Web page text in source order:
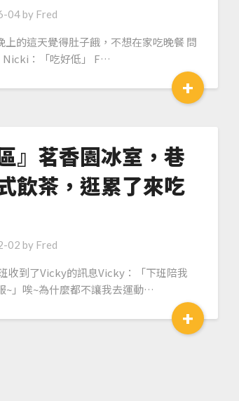
04by Fred
上的這天覺得肚子餓，不想在家吃晚餐 問
：「吃好低」 F…
+
』茗香園冰室，巷
飲茶，逛累了來吃
02 by Fred
收到了Vicky的訊息Vicky：「下班陪我
~」唉~為什麼都不讓我去運動…
+